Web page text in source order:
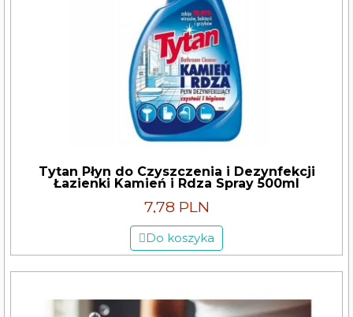
Tytan Płyn do Czyszczenia i Dezynfekcji
Łazienki Kamień i Rdza Spray 500ml
7,78 PLN
Do koszyka